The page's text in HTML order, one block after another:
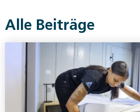
Alle Beiträge